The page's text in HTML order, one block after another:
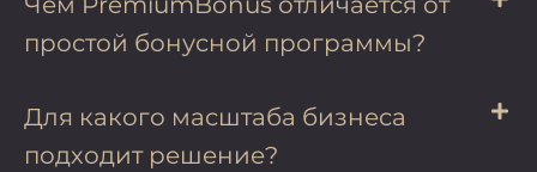
простой бонусной программы?
Для какого масштаба бизнеса
подходит решение?